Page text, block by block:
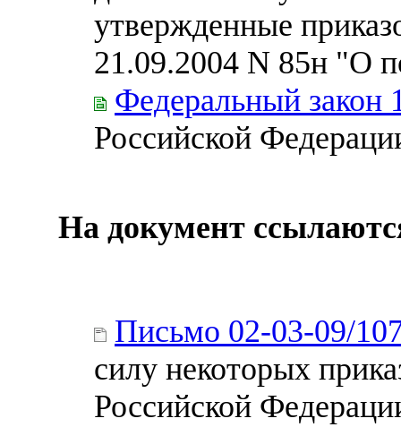
утвержденные
21.09.2004 N 85н "О
Федеральный закон
Российской
На документ
Письмо 02-03-09/
силу некоторых
Российской